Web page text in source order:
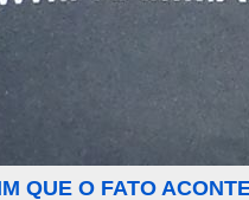
QUE O FATO